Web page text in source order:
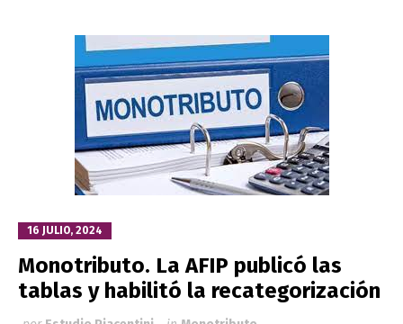
16 JULIO, 2024
Monotributo. La AFIP publicó las
tablas y habilitó la recategorización